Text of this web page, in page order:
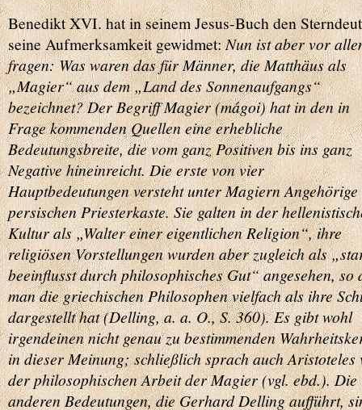
Benedikt XVI. hat in seinem Jesus-Buch den
seine Aufmerksamkeit gewidmet:Nun ist aber vor
fragen: Was waren das für Männer, die Matthäus als
„Magier“ aus dem „Land des Sonnenaufgangs“
bezeichnet? Der Begriff Magier (mágoi) hat in den in
Frage kommenden Quellen eine erhebliche
Bedeutungsbreite, die vom ganz Positiven bis ins ganz
Negative hineinreicht. Die erste von vier
Hauptbedeutungen versteht unter Magiern
persischen Priesterkaste. Sie galten in der
Kultur als „Walter einer eigentlichen Religion“, ihre
religiösen Vorstellungen wurden aber zugleich als
beeinflusst durch philosophisches Gut“ angesehen, so
man die griechischen Philosophen vielfach als ihre
dargestellt hat (Delling, a. a. O., S. 360). Es gibt wohl
irgendeinen nicht genau zu bestimmenden
in dieser Meinung; schließlich sprach auch Aristoteles
der philosophischen Arbeit der Magier (vgl. ebd.). Die
anderen Bedeutungen, die Gerhard Delling aufführt,